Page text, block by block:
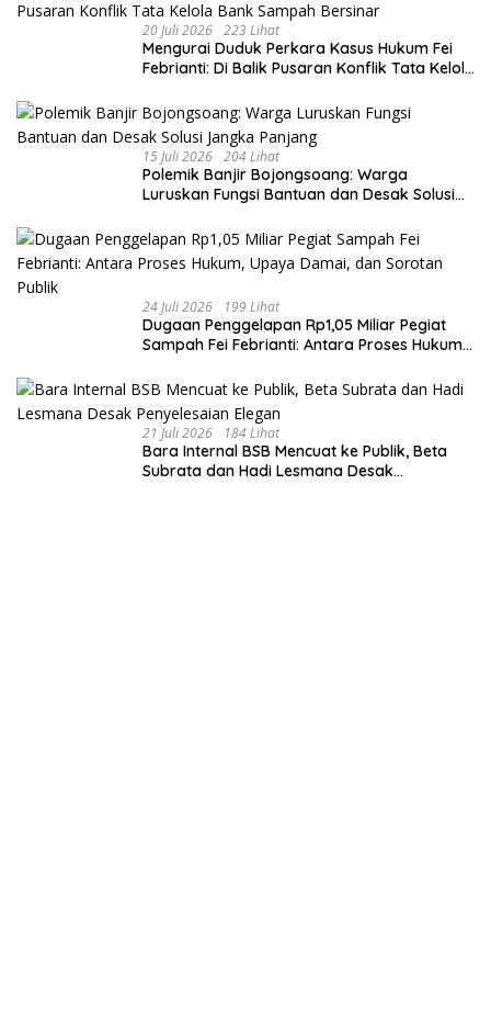
20 Juli 2026 223 Lihat
​Mengurai Duduk Perkara Kasus Hukum Fei
Febrianti: Di Balik Pusaran Konflik Tata Kelola
15 Juli 2026 204 Lihat
Polemik Banjir Bojongsoang: Warga
Luruskan Fungsi Bantuan dan Desak Solusi
24 Juli 2026 199 Lihat
Dugaan Penggelapan Rp1,05 Miliar Pegiat
Sampah Fei Febrianti: Antara Proses Hukum,
21 Juli 2026 184 Lihat
Bara Internal BSB Mencuat ke Publik, Beta
Subrata dan Hadi Lesmana Desak